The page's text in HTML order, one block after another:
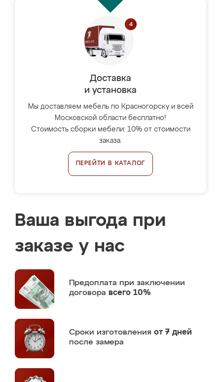
Доставка
и установка
Мы доставляем мебель по Красногорску и всей
Московской области бесплатно!
Стоимость сборки мебели: 10% от стоимости
заказа.
ПЕРЕЙТИ В КАТАЛОГ
Ваша выгода при
заказе у нас
Предоплата при заключении
договора всего 10%
Сроки изготовления от 7 дней
после замера